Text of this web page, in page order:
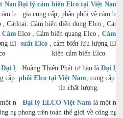
Namchuyên
biến các
, Cảm biến từ
Cảm biến áp
Elco, Phụ
Đại lý phân
cấp hàng uy
nhà tiên
nghệ nung
Đại lý cảm biến Elco tại Việt Nam
gia cung cấp, phân phối về cảm
loại: Cảm biến điện dung Elco , Cảm
Elco , Cảm biến quang Elco , Cảm
suất Elco, cảm biến lưu lượng
kiện cảm biến Elco
Hoàng Thiên Phát tự hào là Đại lý
phối Elco tại Việt Nam, cung cấp
tín chất lượng.
Đại lý ELCO Việt Nam là một
phong trên toàn thế giới về công